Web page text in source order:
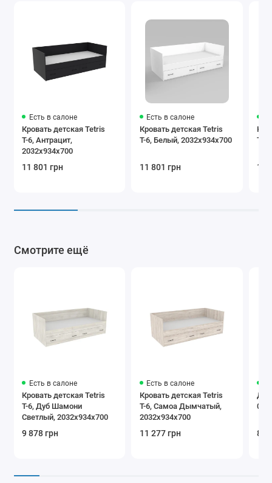
Есть в салоне
Кровать детская Tetris
Т-6, Антрацит,
2032х934х700
11 801 грн
Есть в салоне
Кровать детская Tetris
Т-6, Белый, 2032х934х700
11 801 грн
Т-6,
11
Смотрите ещё
Есть в салоне
Кровать детская Tetris
Т-6, Дуб Шамони
Светлый, 2032х934х700
9 878 грн
Есть в салоне
Кровать детская Tetris
Т-6, Самоа Дымчатый,
2032х934х700
11 277 грн
0,9
8